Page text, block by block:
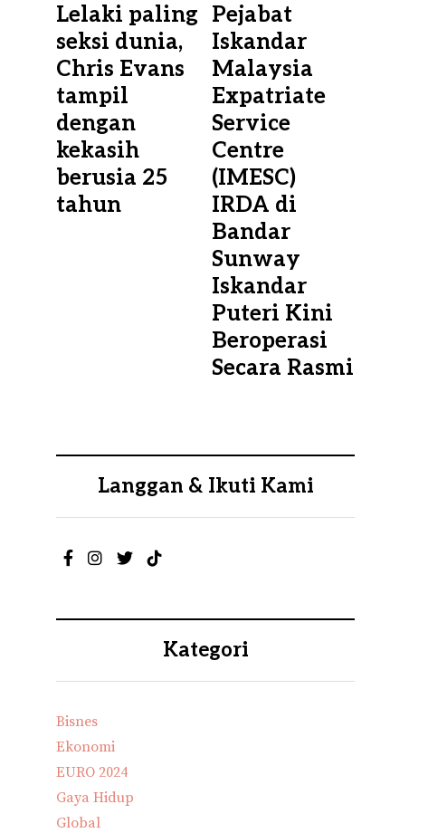
Lelaki paling
seksi dunia,
Chris Evans
tampil
dengan
kekasih
berusia 25
tahun
Pejabat
Iskandar
Malaysia
Expatriate
Service
Centre
(IMESC)
IRDA di
Bandar
Sunway
Iskandar
Puteri Kini
Beroperasi
Secara Rasmi
Langgan & Ikuti Kami
Kategori
Bisnes
Ekonomi
EURO 2024
Gaya Hidup
Global